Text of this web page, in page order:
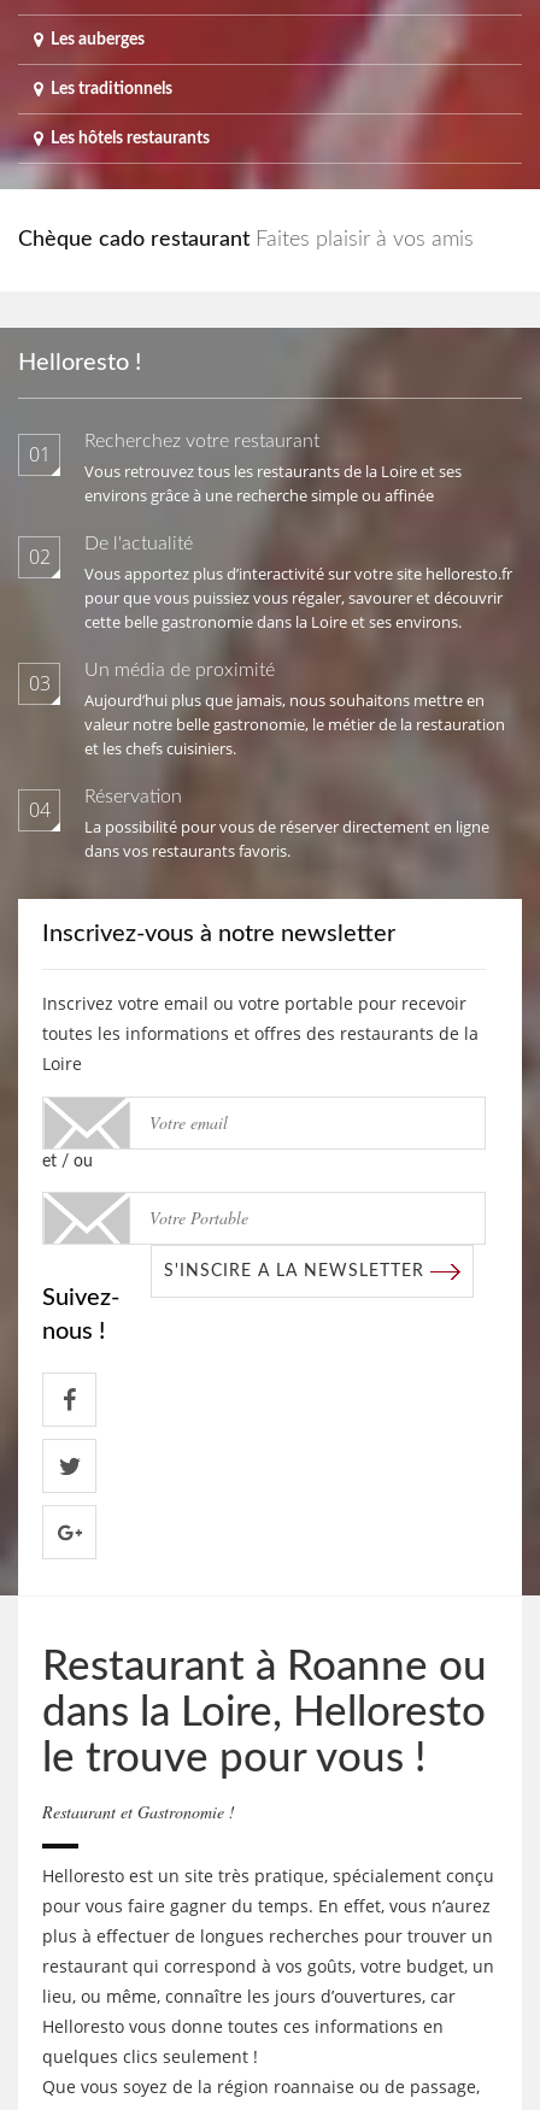
Les auberges
Les traditionnels
Les hôtels restaurants
Chèque cado restaurant Faites plaisir à vos amis
Helloresto !
01 Recherchez votre restaurant
Vous retrouvez tous les restaurants de la Loire et ses
environs grâce à une recherche simple ou affinée
02 De l'actualité
Vous apportez plus d’interactivité sur votre site helloresto.fr
pour que vous puissiez vous régaler, savourer et découvrir
cette belle gastronomie dans la Loire et ses environs.
03 Un média de proximité
Aujourd’hui plus que jamais, nous souhaitons mettre en
valeur notre belle gastronomie, le métier de la restauration
et les chefs cuisiniers.
04 Réservation
La possibilité pour vous de réserver directement en ligne
dans vos restaurants favoris.
Inscrivez-vous à notre newsletter
Inscrivez votre email ou votre portable pour recevoir
toutes les informations et offres des restaurants de la
Loire
et / ou
S'INSCIRE A LA NEWSLETTER
Suivez-
nous !
Restaurant à Roanne ou
dans la Loire, Helloresto
le trouve pour vous !
Restaurant et Gastronomie !
Helloresto est un site très pratique, spécialement conçu
pour vous faire gagner du temps. En effet, vous n’aurez
plus à effectuer de longues recherches pour trouver un
restaurant qui correspond à vos goûts, votre budget, un
lieu, ou même, connaître les jours d’ouvertures, car
Helloresto vous donne toutes ces informations en
quelques clics seulement !
Que vous soyez de la région roannaise ou de passage,